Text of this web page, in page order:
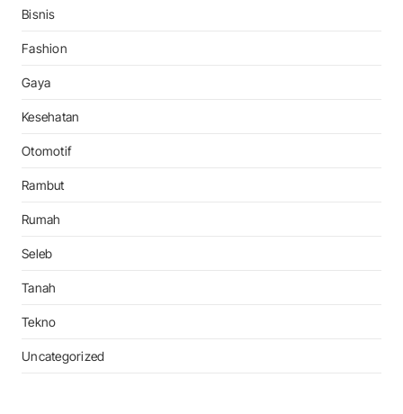
Bisnis
Fashion
Gaya
Kesehatan
Otomotif
Rambut
Rumah
Seleb
Tanah
Tekno
Uncategorized